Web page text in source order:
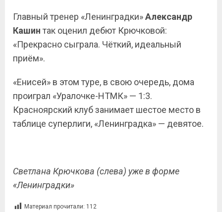
Главный тренер «Ленинградки»Александр
Кашин так оценил дебют Крючковой:
«Прекрасно сыграла. Чёткий, идеальный
приём».
«Енисей» в этом туре, в свою очередь, дома
проиграл «Уралочке-НТМК» — 1:3.
Красноярский клуб занимает шестое место в
таблице суперлиги, «Ленинградка» — девятое.
Светлана Крючкова (слева) уже в форме
«Ленинградки»
Материал прочитали: 112